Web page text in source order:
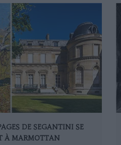
DE SEGANTINI SE
À MARMOTTAN